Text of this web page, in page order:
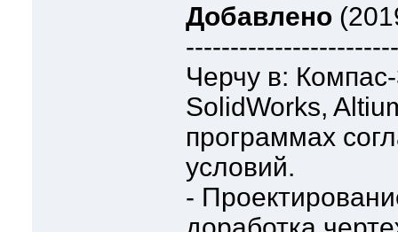
Добавлено
Черчу в:
SolidWorks,
программах
условий.
-